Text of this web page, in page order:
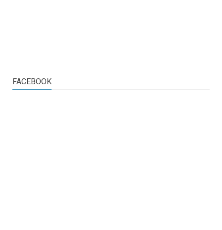
FACEBOOK